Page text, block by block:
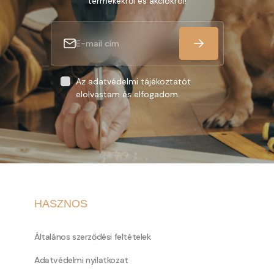
Az adatvédelmi tájékoztatót
elolvastam és elfogadom.
HASZNOS
Általános szerződési feltételek
Adatvédelmi nyilatkozat